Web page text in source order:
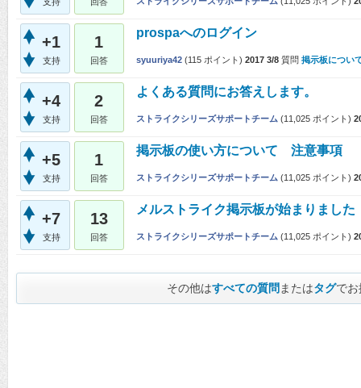
+1
支持
1
回答
prospaへのログイン
syuuriya42 (115 ポイント) 2017 3/8 質問 掲示板につい
+4
支持
2
回答
よくある質問にお答えします。
ストライクシリーズサポートチーム (11,025 ポイント)
+5
支持
1
回答
掲示板の使い方について 注意事項
ストライクシリーズサポートチーム (11,025 ポイント)
+7
支持
13
回答
メルストライク掲示板が始まりました
ストライクシリーズサポートチーム (11,025 ポイント)
その他はすべての質問 またはタグでお